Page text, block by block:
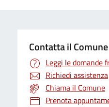
Contatta il Comune
Leggi le domande
Richiedi assistenza
Chiama il Comune
Prenota